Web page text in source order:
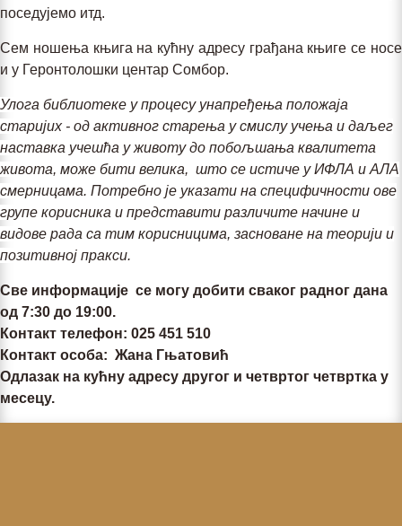
поседујемо итд.
Сем ношења књига на кућну адресу грађана књиге се носе
и у Геронтолошки центар Сомбор.
Улога библиотеке у процесу унапређења положаја
старијих - од активног старења у смислу учења и даљег
наставка учешћа у животу до побољшања квалитета
живота, може бити велика, што се истиче у ИФЛА и АЛА
смерницама. Потребно је указати на специфичности ове
групе корисника и представити различите начине и
видове рада са тим корисницима, засноване на теорији и
позитивној пракси.
Све информације се могу добити сваког радног дана
од 7:30 до 19:00.
Контакт телефон: 025 451 510
Контакт особа: Жана Гњатовић
Одлазак на кућну адресу другог и четвртог четвртка у
месецу.